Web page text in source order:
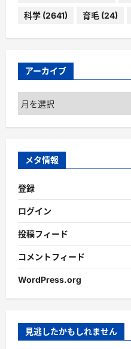
科学 (2641) 育毛 (24)
アーカイブ
ア
ー
カ
ブ
メタ情報
登録
ログイン
投稿フィード
コメントフィード
WordPress.org
見逃したかもしれません